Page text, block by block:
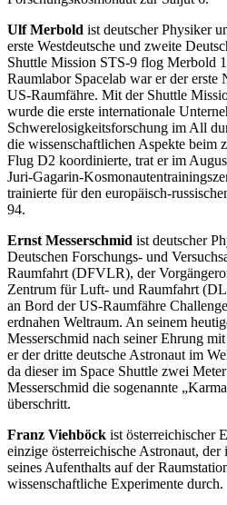
Ulf Merbold ist deutscher Physiker
erste Westdeutsche und zweite
Shuttle Mission STS-9 flog Merbold
Raumlabor Spacelab war er der
US-Raumfähre. Mit der Shuttle
wurde die erste internationale
Schwerelosigkeitsforschung im All
die wissenschaftlichen Aspekte beim
Flug D2 koordinierte, trat er im
Juri-Gagarin-
trainierte für den europäisch-
94.
Ernst Messerschmid ist deutscher
Deutschen Forschungs- und
Raumfahrt (DFVLR), der
Zentrum für Luft- und Raumfahrt
an Bord der US-Raumfähre
erdnahen Weltraum. An seinem
Messerschmid nach seiner Ehrung
er der dritte deutsche Astronaut im
da dieser im Space Shuttle zwei
Messerschmid die sogenannte
überschritt.
Franz Viehböck ist österreichischer
einzige österreichische Astronaut,
seines Aufenthalts auf der
wissenschaftliche Experimente durch.